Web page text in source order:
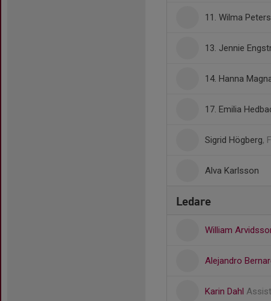
11. Wilma
13. Jennie
14. Hanna
17. Emilia
Sigrid Högberg,
Alva Karlsson
Ledare
William
Alejandro
Karin Dahl